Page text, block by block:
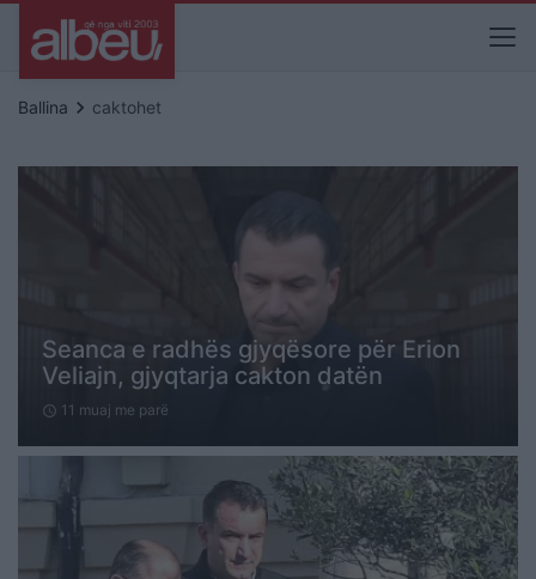
Ballina keyboard_arrow_right caktohet
Seanca e radhës gjyqësore për Erion
Veliajn, gjyqtarja cakton datën
schedule 11 muaj me parë